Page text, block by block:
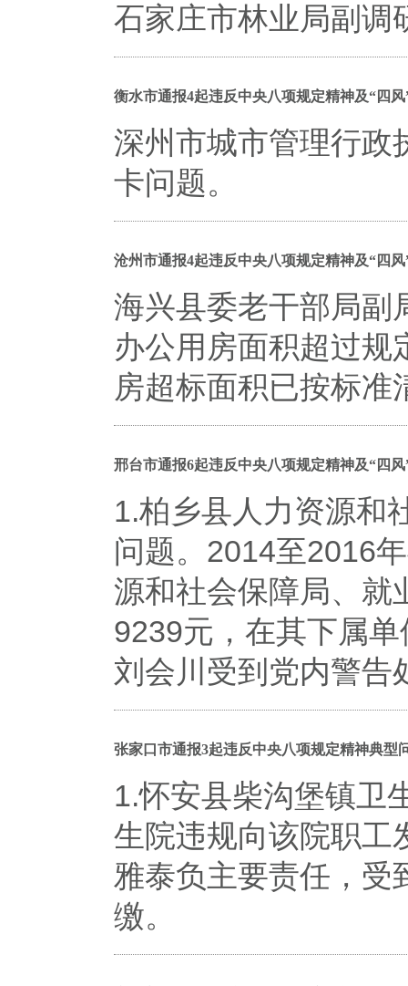
石家庄市林业局副调
衡水市通报4起违反中央八项规定精神及“四
深州市城市管理行政
卡问题。
沧州市通报4起违反中央八项规定精神及“四
海兴县委老干部局副
办公用房面积超过规
房超标面积已按标准
邢台市通报6起违反中央八项规定精神及“四
1.柏乡县人力资源和
问题。2014至2016
源和社会保障局、就
9239元，在其下属
刘会川受到党内警告
张家口市通报3起违反中央八项规定精神典型
1.怀安县柴沟堡镇卫
生院违规向该院职工
雅泰负主要责任，受
缴。